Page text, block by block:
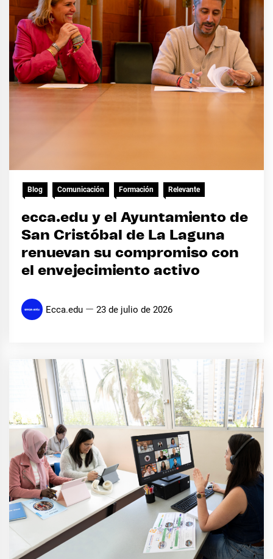
Blog Comunicación Formación Relevante
ecca.edu y el Ayuntamiento de
San Cristóbal de La Laguna
renuevan su compromiso con
el envejecimiento activo
Ecca.edu 23 de julio de 2026